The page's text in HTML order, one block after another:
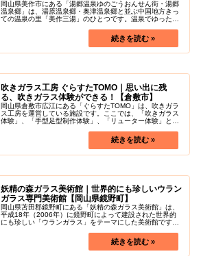
岡山県美作市にある「湯郷温泉ゆのごうおんせん街・湯郷
温泉郷」は、湯原温泉郷・奥津温泉郷と並ぶ中国地方きっ
ての温泉の里「美作三湯」のひとつです。温泉でゆったり
吹きガラス工房 ぐらすたTOMO｜思い出に残
る、吹きガラス体験ができる！【倉敷市】
岡山県倉敷市広江にある「ぐらすたTOMO」は、吹きガラ
ス工房を運営している施設です。ここでは、「吹きガラス
体験」、「手型足型制作体験」、「リューター体験」とい
妖精の森ガラス美術館｜世界的にも珍しいウラン
ガラス専門美術館【岡山県鏡野町】
岡山県苫田郡鏡野町にある「妖精の森ガラス美術館」は、
平成18年（2006年）に鏡野町によって建設された世界的
にも珍しい「ウランガラス」をテーマにした美術館です。